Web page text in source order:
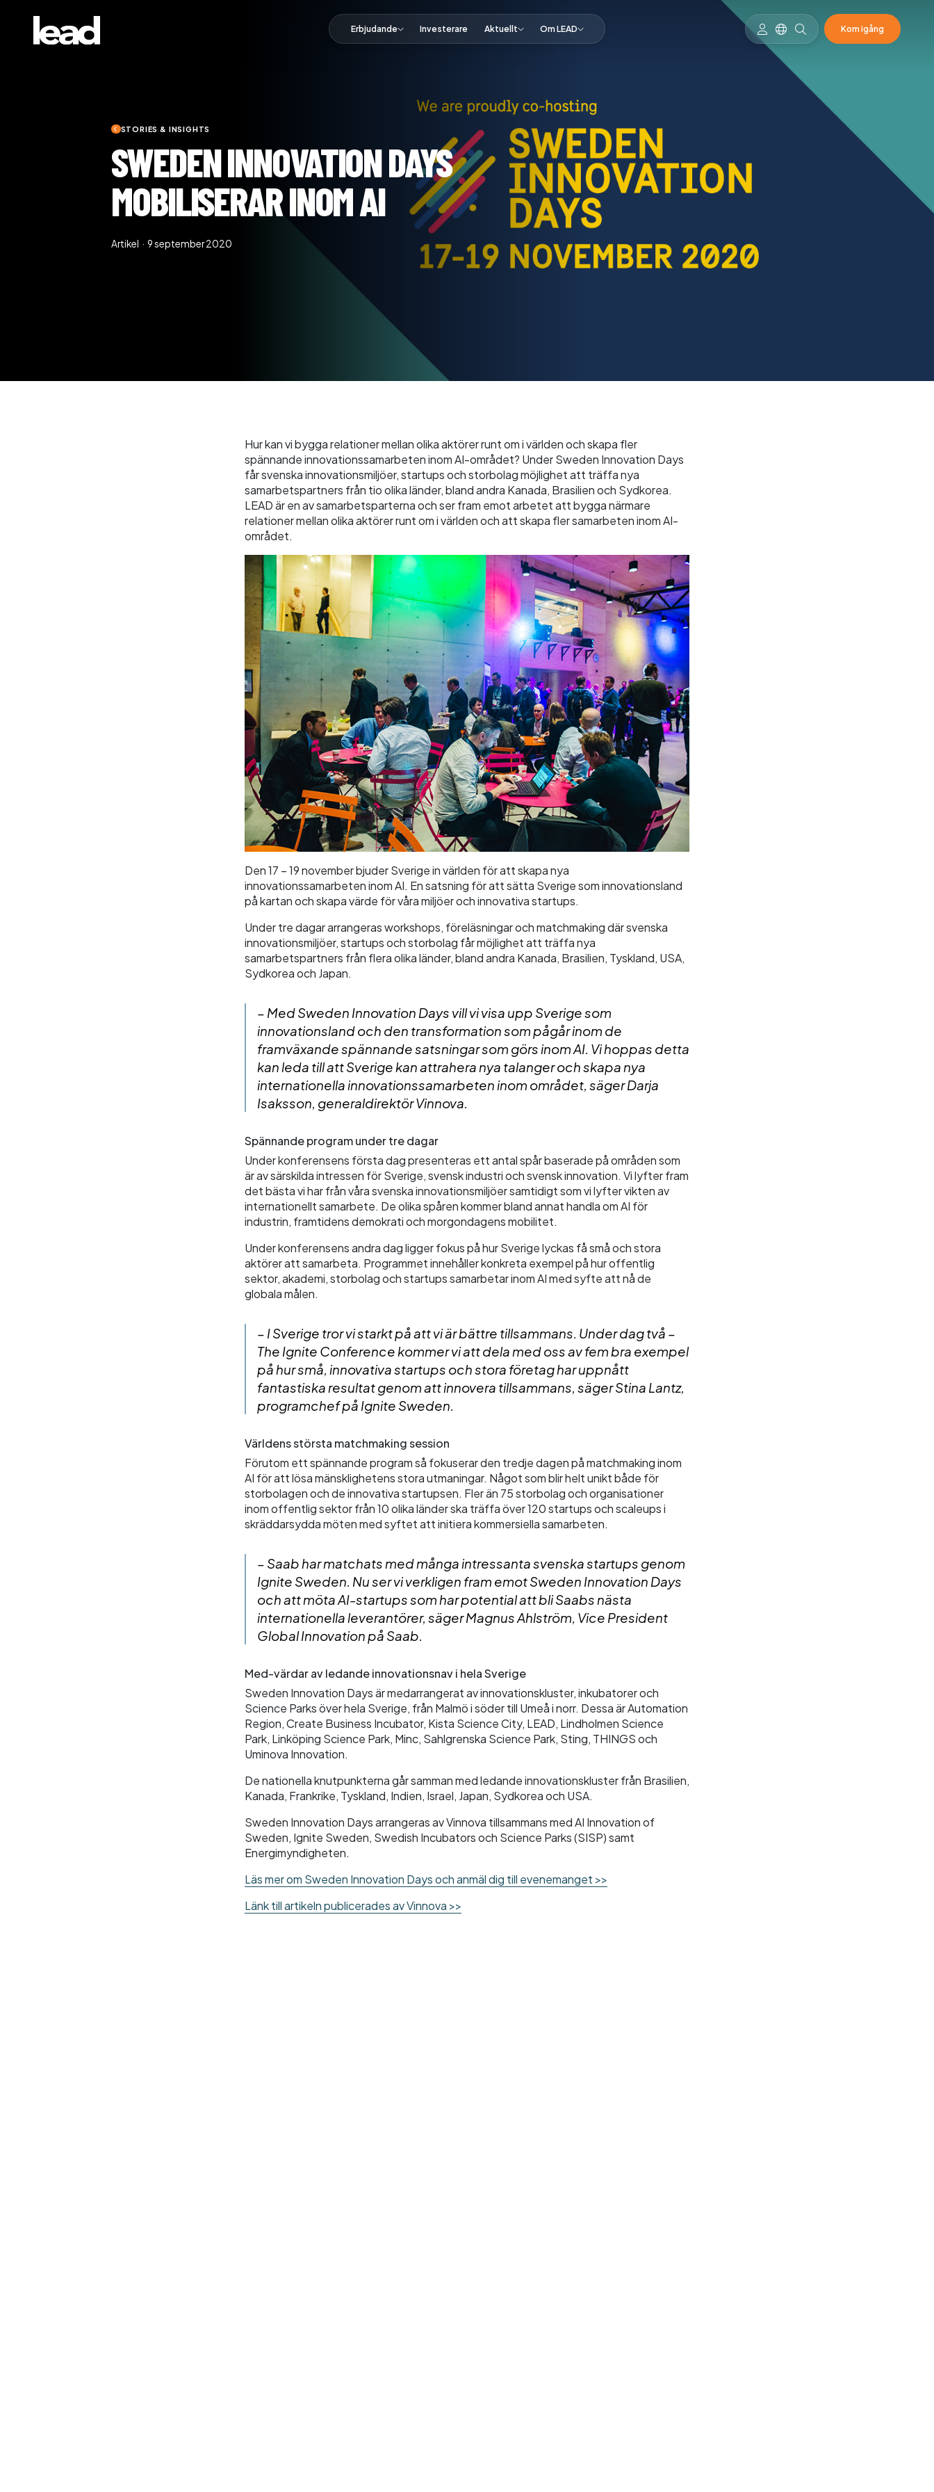
Erbjudande Investerare Aktuellt Om LEAD Kom igång
STORIES & INSIGHTS
SWEDEN INNOVATION DAYS
MOBILISERAR INOM AI
Artikel · 9 september 2020
Hur kan vi bygga relationer mellan olika aktörer runt om i världen och skapa fler
spännande innovationssamarbeten inom AI-området? Under Sweden Innovation Days
får svenska innovationsmiljöer, startups och storbolag möjlighet att träffa nya
samarbetspartners från tio olika länder, bland andra Kanada, Brasilien och Sydkorea.
LEAD är en av samarbetsparterna och ser fram emot arbetet att bygga närmare
relationer mellan olika aktörer runt om i världen och att skapa fler samarbeten inom AI-
området.
Den 17 – 19 november bjuder Sverige in världen för att skapa nya
innovationssamarbeten inom AI. En satsning för att sätta Sverige som innovationsland
på kartan och skapa värde för våra miljöer och innovativa startups.
Under tre dagar arrangeras workshops, föreläsningar och matchmaking där svenska
innovationsmiljöer, startups och storbolag får möjlighet att träffa nya
samarbetspartners från flera olika länder, bland andra Kanada, Brasilien, Tyskland, USA,
Sydkorea och Japan.
– Med Sweden Innovation Days vill vi visa upp Sverige som
innovationsland och den transformation som pågår inom de
framväxande spännande satsningar som görs inom AI. Vi hoppas detta
kan leda till att Sverige kan attrahera nya talanger och skapa nya
internationella innovationssamarbeten inom området, säger Darja
Isaksson, generaldirektör Vinnova.
Spännande program under tre dagar
Under konferensens första dag presenteras ett antal spår baserade på områden som
är av särskilda intressen för Sverige, svensk industri och svensk innovation. Vi lyfter fram
det bästa vi har från våra svenska innovationsmiljöer samtidigt som vi lyfter vikten av
internationellt samarbete. De olika spåren kommer bland annat handla om AI för
industrin, framtidens demokrati och morgondagens mobilitet.
Under konferensens andra dag ligger fokus på hur Sverige lyckas få små och stora
aktörer att samarbeta. Programmet innehåller konkreta exempel på hur offentlig
sektor, akademi, storbolag och startups samarbetar inom AI med syfte att nå de
globala målen.
– I Sverige tror vi starkt på att vi är bättre tillsammans. Under dag två –
The Ignite Conference kommer vi att dela med oss av fem bra exempel
på hur små, innovativa startups och stora företag har uppnått
fantastiska resultat genom att innovera tillsammans, säger Stina Lantz,
programchef på Ignite Sweden.
Världens största matchmaking session
Förutom ett spännande program så fokuserar den tredje dagen på matchmaking inom
AI för att lösa mänsklighetens stora utmaningar. Något som blir helt unikt både för
storbolagen och de innovativa startupsen. Fler än 75 storbolag och organisationer
inom offentlig sektor från 10 olika länder ska träffa över 120 startups och scaleups i
skräddarsydda möten med syftet att initiera kommersiella samarbeten.
– Saab har matchats med många intressanta svenska startups genom
Ignite Sweden. Nu ser vi verkligen fram emot Sweden Innovation Days
och att möta AI-startups som har potential att bli Saabs nästa
internationella leverantörer, säger Magnus Ahlström, Vice President
Global Innovation på Saab.
Med-värdar av ledande innovationsnav i hela Sverige
Sweden Innovation Days är medarrangerat av innovationskluster, inkubatorer och
Science Parks över hela Sverige, från Malmö i söder till Umeå i norr. Dessa är Automation
Region, Create Business Incubator, Kista Science City, LEAD, Lindholmen Science
Park, Linköping Science Park, Minc, Sahlgrenska Science Park, Sting, THINGS och
Uminova Innovation.
De nationella knutpunkterna går samman med ledande innovationskluster från Brasilien,
Kanada, Frankrike, Tyskland, Indien, Israel, Japan, Sydkorea och USA.
Sweden Innovation Days arrangeras av Vinnova tillsammans med AI Innovation of
Sweden, Ignite Sweden, Swedish Incubators och Science Parks (SISP) samt
Energimyndigheten.
Läs mer om Sweden Innovation Days och anmäl dig till evenemanget >>
Länk till artikeln publicerades av Vinnova >>